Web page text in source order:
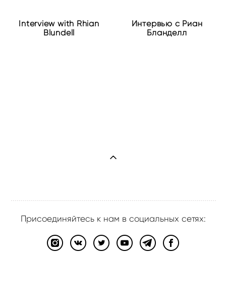
Interview with Rhian
Blundell
Интервью с Риан
Бланделл
Присоединяйтесь к нам в социальных сетях: